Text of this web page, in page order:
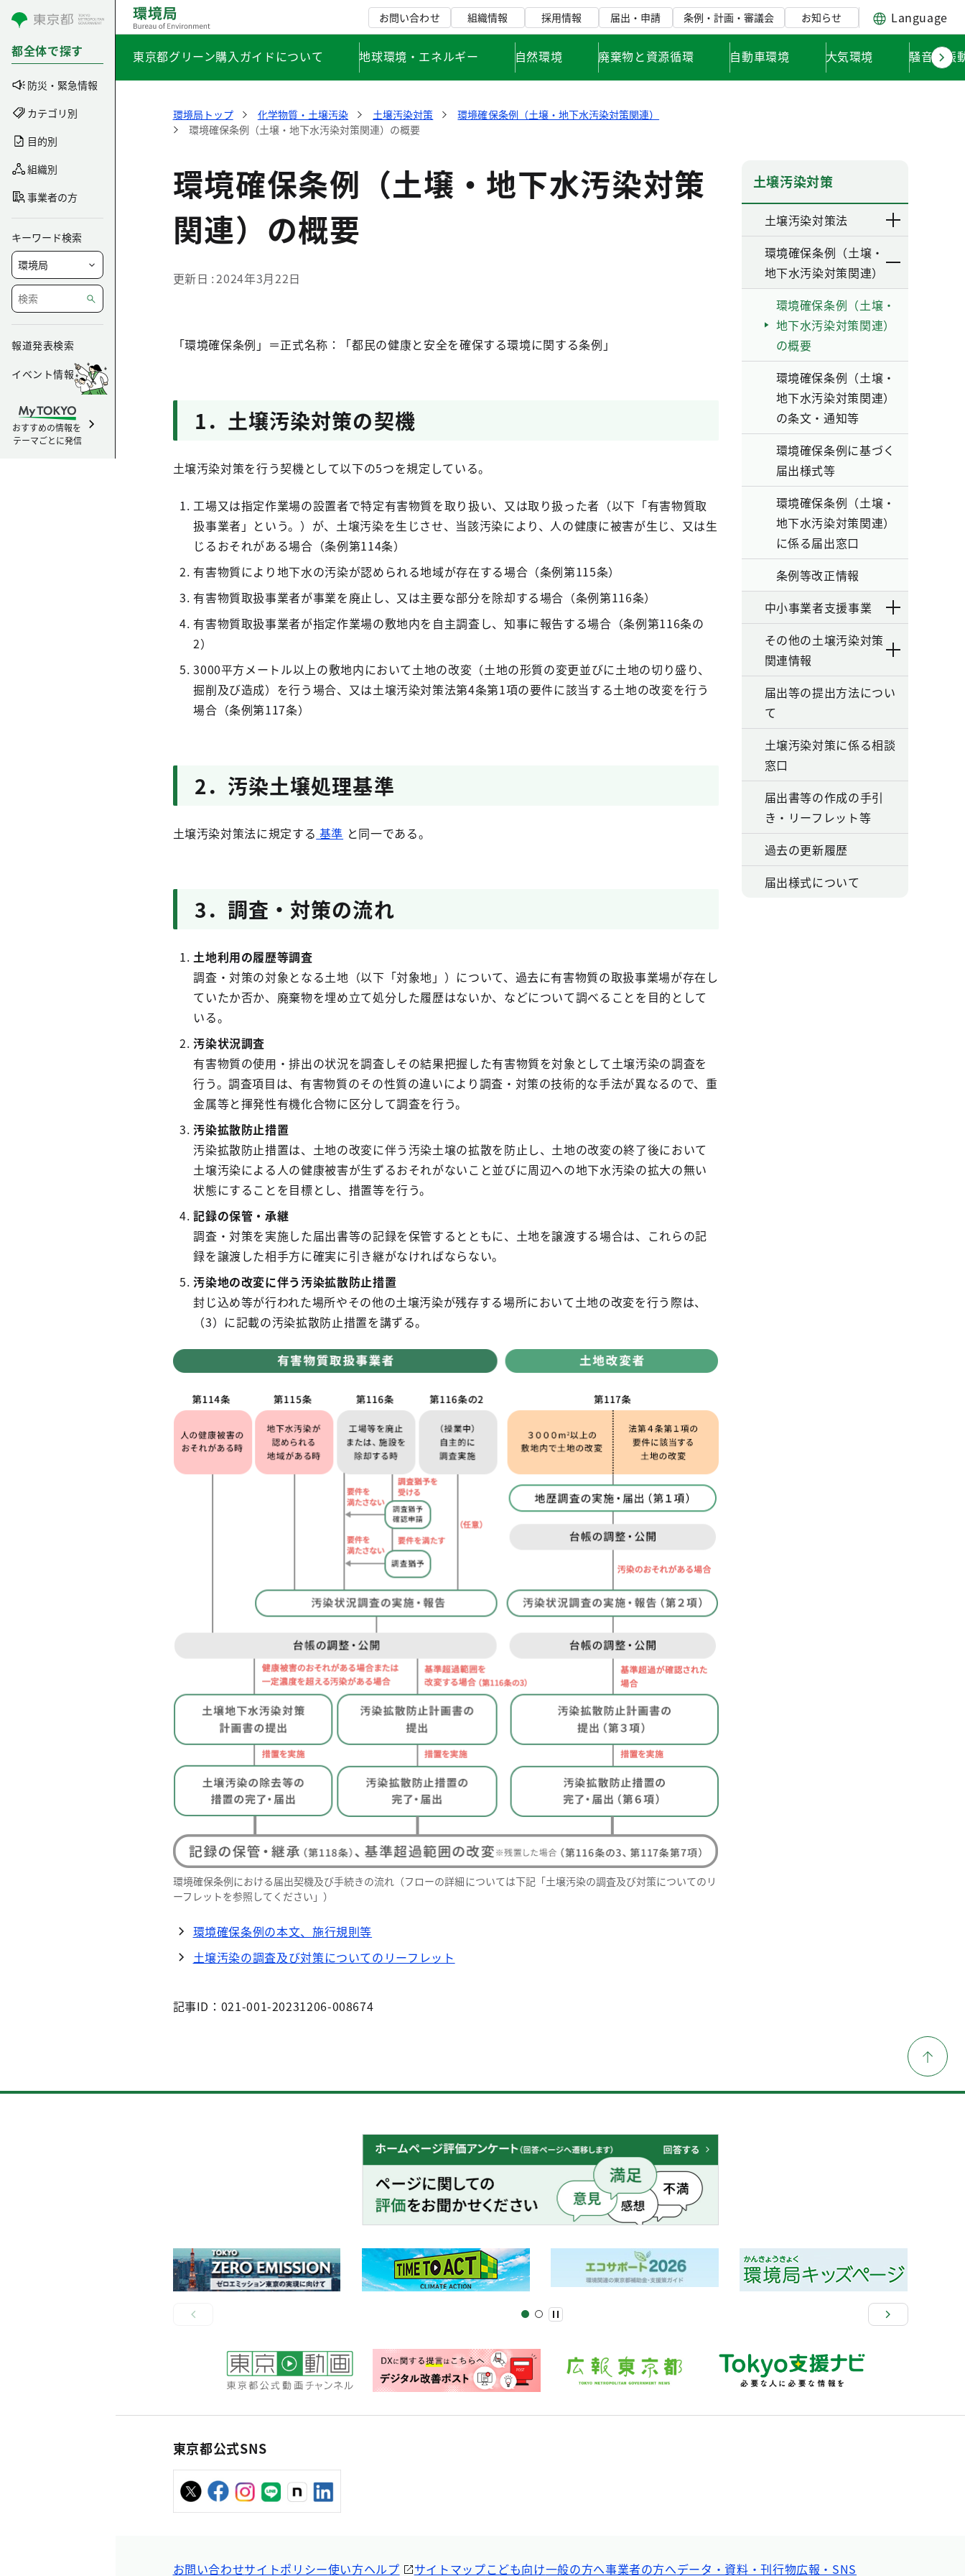
コンテンツにスキップ
都全体で探す
防災・緊急情報
カテゴリ別
目的別
組織別
事業者の方
キーワード検索
報道発表検索
イベント情報
おすすめの情報を
テーマごとに発信
お問い合わせ 組織情報 採用情報 届出・申請 条例・計画・審議会 お知らせ Language
東京都グリーン購入ガイドについて 地球環境・エネルギー 自然環境 廃棄物と資源循環 自動車環境 大気環境 騒音・振
環境局トップ 化学物質・土壌汚染 土壌汚染対策
環境確保条例（土壌・地下水汚染対策関連）
環境確保条例（土壌・地下水汚染対策関連）の概要
環境確保条例（土壌・地下水汚染対策
関連）の概要
更新日 2024年3月22日
「環境確保条例」＝正式名称：「都民の健康と安全を確保する環境に関する条例」
1．土壌汚染対策の契機
土壌汚染対策を行う契機として以下の5つを規定している。
工場又は指定作業場の設置者で特定有害物質を取り扱い、又は取り扱った者（以下「有害物質取
扱事業者」という。）が、土壌汚染を生じさせ、当該汚染により、人の健康に被害が生じ、又は生
じるおそれがある場合（条例第114条）
有害物質により地下水の汚染が認められる地域が存在する場合（条例第115条）
有害物質取扱事業者が事業を廃止し、又は主要な部分を除却する場合（条例第116条）
有害物質取扱事業者が指定作業場の敷地内を自主調査し、知事に報告する場合（条例第116条の
2）
3000平方メートル以上の敷地内において土地の改変（土地の形質の変更並びに土地の切り盛り、
掘削及び造成）を行う場合、又は土壌汚染対策法第4条第1項の要件に該当する土地の改変を行う
場合（条例第117条）
2．汚染土壌処理基準
土壌汚染対策法に規定する 基準 と同一である。
3．調査・対策の流れ
土地利用の履歴等調査
調査・対策の対象となる土地（以下「対象地」）について、過去に有害物質の取扱事業場が存在し
ていたか否か、廃棄物を埋め立て処分した履歴はないか、などについて調べることを目的として
いる。
汚染状況調査
有害物質の使用・排出の状況を調査しその結果把握した有害物質を対象として土壌汚染の調査を
行う。調査項目は、有害物質のその性質の違いにより調査・対策の技術的な手法が異なるので、重
金属等と揮発性有機化合物に区分して調査を行う。
汚染拡散防止措置
汚染拡散防止措置は、土地の改変に伴う汚染土壌の拡散を防止し、土地の改変の終了後において
土壌汚染による人の健康被害が生ずるおそれがないこと並びに周辺への地下水汚染の拡大の無い
状態にすることを目標とし、措置等を行う。
記録の保管・承継
調査・対策を実施した届出書等の記録を保管するとともに、土地を譲渡する場合は、これらの記
録を譲渡した相手方に確実に引き継がなければならない。
汚染地の改変に伴う汚染拡散防止措置
封じ込め等が行われた場所やその他の土壌汚染が残存する場所において土地の改変を行う際は、
（3）に記載の汚染拡散防止措置を講ずる。
環境確保条例における届出契機及び手続きの流れ（フローの詳細については下記「土壌汚染の調査及び対策についてのリ
ーフレットを参照してください」）
環境確保条例の本文、施行規則等
土壌汚染の調査及び対策についてのリーフレット
記事ID：021-001-20231206-008674
土壌汚染対策
土壌汚染対策法
環境確保条例（土壌・
地下水汚染対策関連）
環境確保条例（土壌・
地下水汚染対策関連）
の概要
環境確保条例（土壌・
地下水汚染対策関連）
の条文・通知等
環境確保条例に基づく
届出様式等
環境確保条例（土壌・
地下水汚染対策関連）
に係る届出窓口
条例等改正情報
中小事業者支援事業
その他の土壌汚染対策
関連情報
届出等の提出方法につい
て
土壌汚染対策に係る相談
窓口
届出書等の作成の手引
き・リーフレット等
過去の更新履歴
届出様式について
東京都公式SNS
お問い合わせサイトポリシー使い方ヘルプ サイトマップこども向け一般の方へ事業者の方へデータ・資料・刊行物広報・SNS